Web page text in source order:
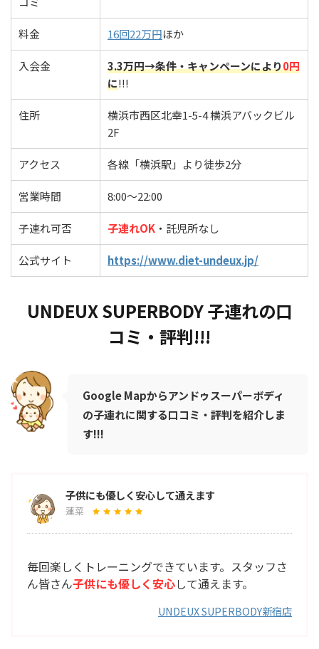
料金 16回22万円ほか
入会金 3.3万円→条件・キャンペーンにより0円
に!!!
住所
横浜市西区北幸1-5-4 横浜アバックビル
2F
アクセス 各線「横浜駅」より徒歩2分
営業時間 8:00〜22:00
子連れ可否 子連れOK ・託児所なし
公式サイト https://www.diet-undeux.jp/
UNDEUX SUPERBODY 子連れの口
コミ・評判!!!
Google Mapからアンドゥスーパーボディ
の子連れに関する口コミ・評判を紹介しま
す!!!
子供にも優しく安心して通えます
蓮菜
毎回楽しくトレーニングできています。スタッフさ
ん皆さん子供にも優しく安心して通えます。
UNDEUX SUPERBODY新宿店